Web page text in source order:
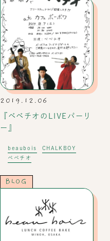
2019.12.06
『ベベチオのLIVEパーリ
ー』
beaubois
CHALKBOY
ベベチオ
BLOG